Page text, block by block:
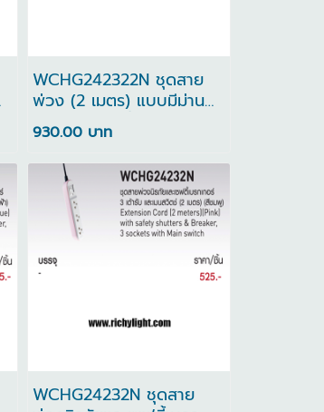
WCHG242322N ชุดสาย
พ่วง (2 เมตร) แบบมีม่าน
นิรภัยและเซฟตี้เบรกเกอร์ 3
เต้ารับ
930.00 บาท
WCHG24232N ชุดสาย